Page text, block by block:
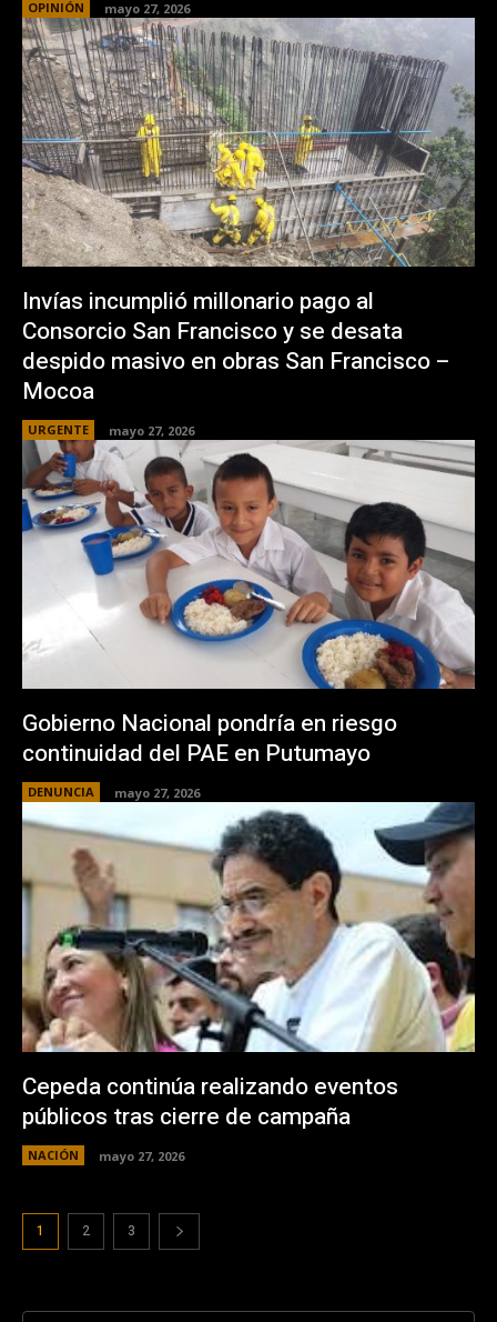
OPINIÓN mayo 27, 2026
Invías incumplió millonario pago al
Consorcio San Francisco y se desata
despido masivo en obras San Francisco –
Mocoa
URGENTE mayo 27, 2026
Gobierno Nacional pondría en riesgo
continuidad del PAE en Putumayo
DENUNCIA mayo 27, 2026
Cepeda continúa realizando eventos
públicos tras cierre de campaña
NACIÓN mayo 27, 2026
1 2 3